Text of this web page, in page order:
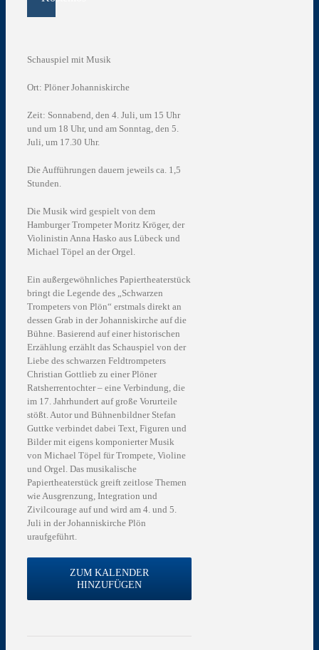
Schauspiel mit Musik
Ort: Plöner Johanniskirche
Zeit: Sonnabend, den 4. Juli, um 15 Uhr
und um 18 Uhr, und am Sonntag, den 5.
Juli, um 17.30 Uhr.
Die Aufführungen dauern jeweils ca. 1,5
Stunden.
Die Musik wird gespielt von dem
Hamburger Trompeter Moritz Kröger, der
Violinistin Anna Hasko aus Lübeck und
Michael Töpel an der Orgel.
Ein außergewöhnliches Papiertheaterstück
bringt die Legende des „Schwarzen
Trompeters von Plön“ erstmals direkt an
dessen Grab in der Johanniskirche auf die
Bühne. Basierend auf einer historischen
Erzählung erzählt das Schauspiel von der
Liebe des schwarzen Feldtrompeters
Christian Gottlieb zu einer Plöner
Ratsherrentochter – eine Verbindung, die
im 17. Jahrhundert auf große Vorurteile
stößt. Autor und Bühnenbildner Stefan
Guttke verbindet dabei Text, Figuren und
Bilder mit eigens komponierter Musik
von Michael Töpel für Trompete, Violine
und Orgel. Das musikalische
Papiertheaterstück greift zeitlose Themen
wie Ausgrenzung, Integration und
Zivilcourage auf und wird am 4. und 5.
Juli in der Johanniskirche Plön
uraufgeführt.
ZUM KALENDER
HINZUFÜGEN